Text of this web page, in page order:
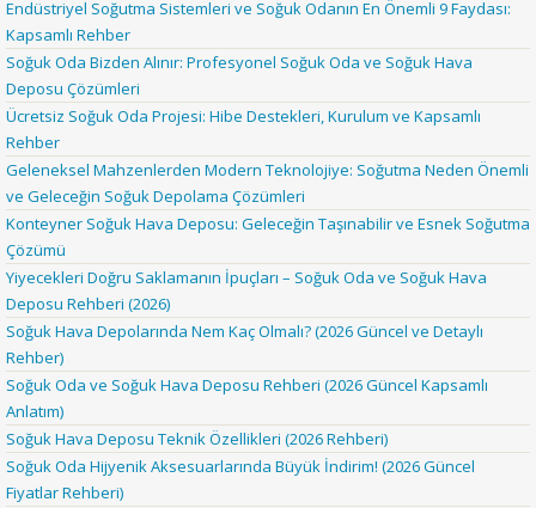
Endüstriyel Soğutma Sistemleri ve Soğuk Odanın En Önemli 9 Faydası:
Kapsamlı Rehber
Soğuk Oda Bizden Alınır: Profesyonel Soğuk Oda ve Soğuk Hava
Deposu Çözümleri
Ücretsiz Soğuk Oda Projesi: Hibe Destekleri, Kurulum ve Kapsamlı
Rehber
Geleneksel Mahzenlerden Modern Teknolojiye: Soğutma Neden Önemli
ve Geleceğin Soğuk Depolama Çözümleri
Konteyner Soğuk Hava Deposu: Geleceğin Taşınabilir ve Esnek Soğutma
Çözümü
Yiyecekleri Doğru Saklamanın İpuçları – Soğuk Oda ve Soğuk Hava
Deposu Rehberi (2026)
Soğuk Hava Depolarında Nem Kaç Olmalı? (2026 Güncel ve Detaylı
Rehber)
Soğuk Oda ve Soğuk Hava Deposu Rehberi (2026 Güncel Kapsamlı
Anlatım)
Soğuk Hava Deposu Teknik Özellikleri (2026 Rehberi)
Soğuk Oda Hijyenik Aksesuarlarında Büyük İndirim! (2026 Güncel
Fiyatlar Rehberi)